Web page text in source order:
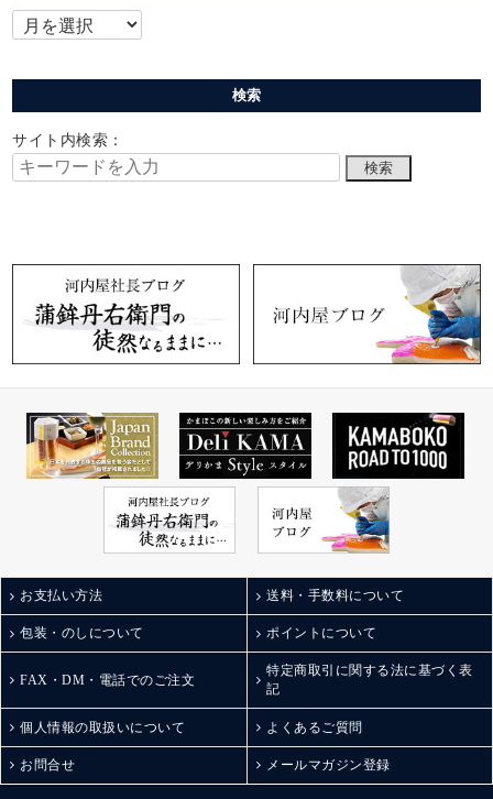
検索
サイト内検索：
お支払い方法 送料・手数料について
包装・のしについて ポイントについて
FAX・DM・電話でのご注文
特定商取引に関する法に基づく表
記
個人情報の取扱いについて よくあるご質問
お問合せ メールマガジン登録